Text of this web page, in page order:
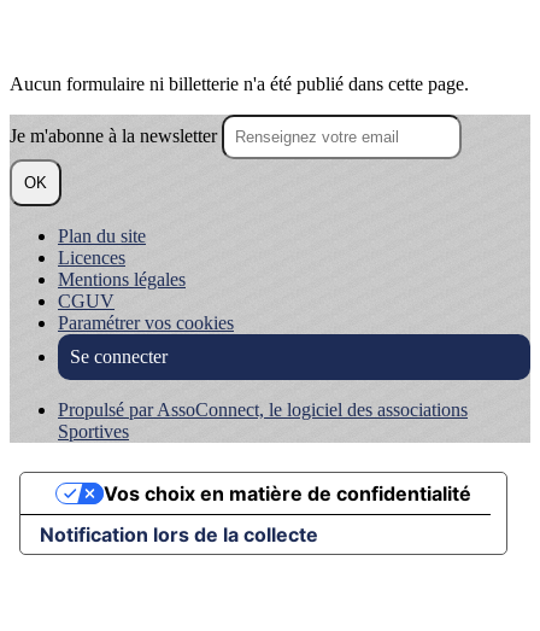
Aucun formulaire ni billetterie n'a été publié dans cette page.
Je m'abonne à la newsletter
OK
Plan du site
Licences
Mentions légales
CGUV
Paramétrer vos cookies
Se connecter
Propulsé par AssoConnect, le logiciel des associations
Sportives
Notification lors de la collecte
Vos choix en matière de confidentialité